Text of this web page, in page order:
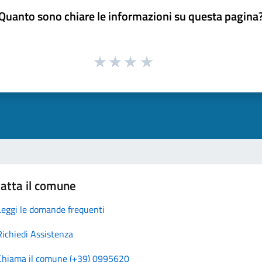
sono chiare le informazioni su questa
il comune
le domande frequenti
Assistenza
il comune (+39) 0995620